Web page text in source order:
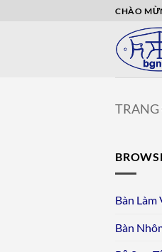
CHÀO
TRANG
Bàn Làm
Bàn